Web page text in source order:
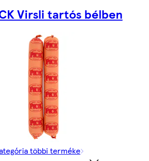
Virsli tartós bélben
többi terméke